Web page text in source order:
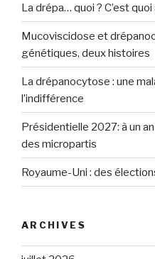
La drépa… quoi ? C’est
Mucoviscidose et
génétiques, deux histoires
La drépanocytose : une
l’indifférence
Présidentielle 2027: à un
des micropartis
Royaume-Uni : des
ARCHIVES